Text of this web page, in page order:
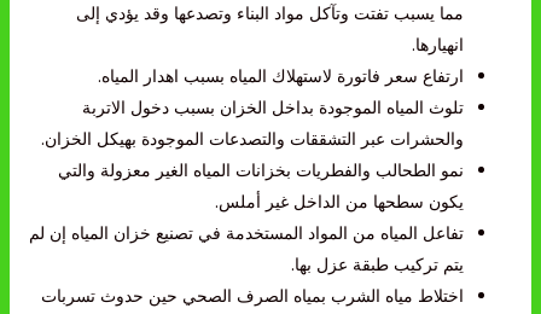
مما يسبب تفتت وتآكل مواد البناء وتصدعها وقد يؤدي إلى
انهيارها.
ارتفاع سعر فاتورة لاستهلاك المياه بسبب اهدار المياه.
تلوث المياه الموجودة بداخل الخزان بسبب دخول الاتربة
والحشرات عبر التشققات والتصدعات الموجودة بهيكل الخزان.
نمو الطحالب والفطريات بخزانات المياه الغير معزولة والتي
يكون سطحها من الداخل غير أملس.
تفاعل المياه من المواد المستخدمة في تصنيع خزان المياه إن لم
يتم تركيب طبقة عزل بها.
اختلاط مياه الشرب بمياه الصرف الصحي حين حدوث تسربات